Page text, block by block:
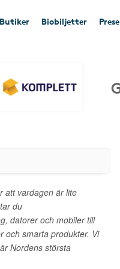
Butiker Biobiljetter
att vardagen är lite
du
datorer och mobiler till
och smarta produkter. Vi
Nordens största